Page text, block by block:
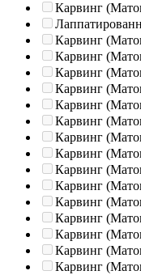
Карвинг
Карвинг
Карвинг
Карвинг
Карвинг
Карвинг
Карвинг
Карвинг
Карвинг
Карвинг
Карвинг
Карвинг
Карвинг
Карвинг
Карвинг
Карвинг